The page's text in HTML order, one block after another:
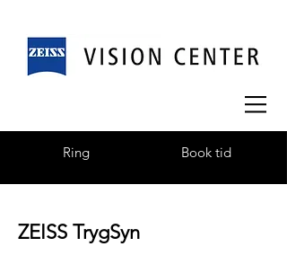
Ring Book tid
ZEISS TrygSyn